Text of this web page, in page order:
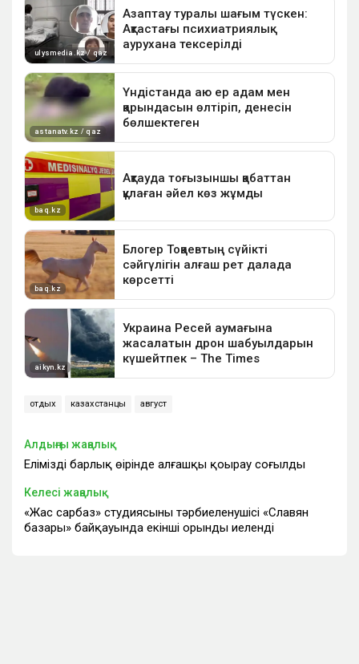
отдых казахстанцы август
Алдыңғы жаңалық
Еліміздің барлық өңірінде алғашқы қоңырау соғылды
Келесі жаңалық
«Жас сарбаз» студиясының тәрбиеленушісі «Славян
базары» байқауында екінші орынды иеленді